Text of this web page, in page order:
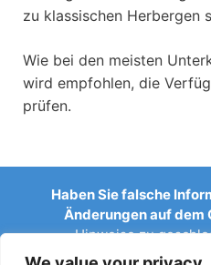
zu klassischen Herbergen
Wie bei den meisten
wird empfohlen, die
prüfen.
Haben Sie falsche
Änderungen auf dem
Hinweise zu
Überschwemmungen,